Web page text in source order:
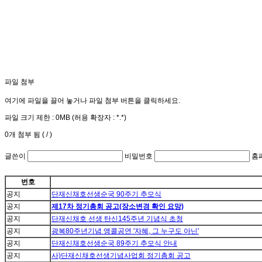
파일 첨부
여기에 파일을 끌어 놓거나 파일 첨부 버튼을 클릭하세요.
파일 크기 제한 : 0MB (허용 확장자 : *.*)
0개 첨부 됨 ( /)
글쓴이 비밀번호
홈
번호
공지
단재신채호선생순국 90주기 추모식
공지
제17차 정기총회 공고(장소변경 확인 요망)
공지
단재신채호 선생 탄신145주년 기념식 초청
공지
광복80주년기념 앵콜공연 '자혜, 그 누구도 아닌'
공지
단재신채호선생순국 89주기 추모식 안내
공지
사)단재신채호선생기념사업회 정기총회 공고